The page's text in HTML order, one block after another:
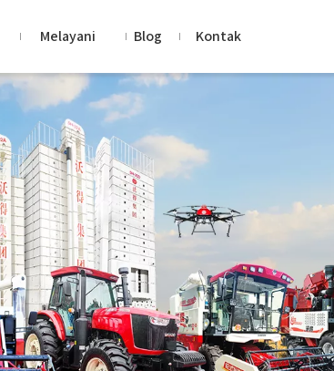
Melayani Blog Kontak